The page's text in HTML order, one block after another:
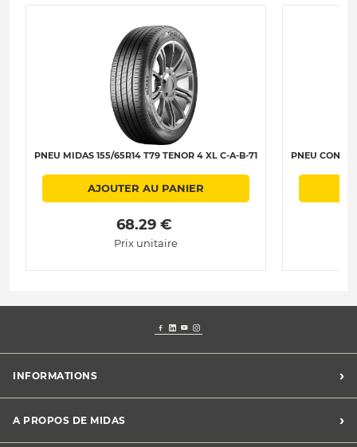
PNEU MIDAS 155/65R14 T79 TENOR 4 XL C-A-B-71
AJOUTER AU PANIER
68.29 €
Prix unitaire
PNEU
INFORMATIONS ›
Conditions générales de vente
A PROPOS DE MIDAS ›